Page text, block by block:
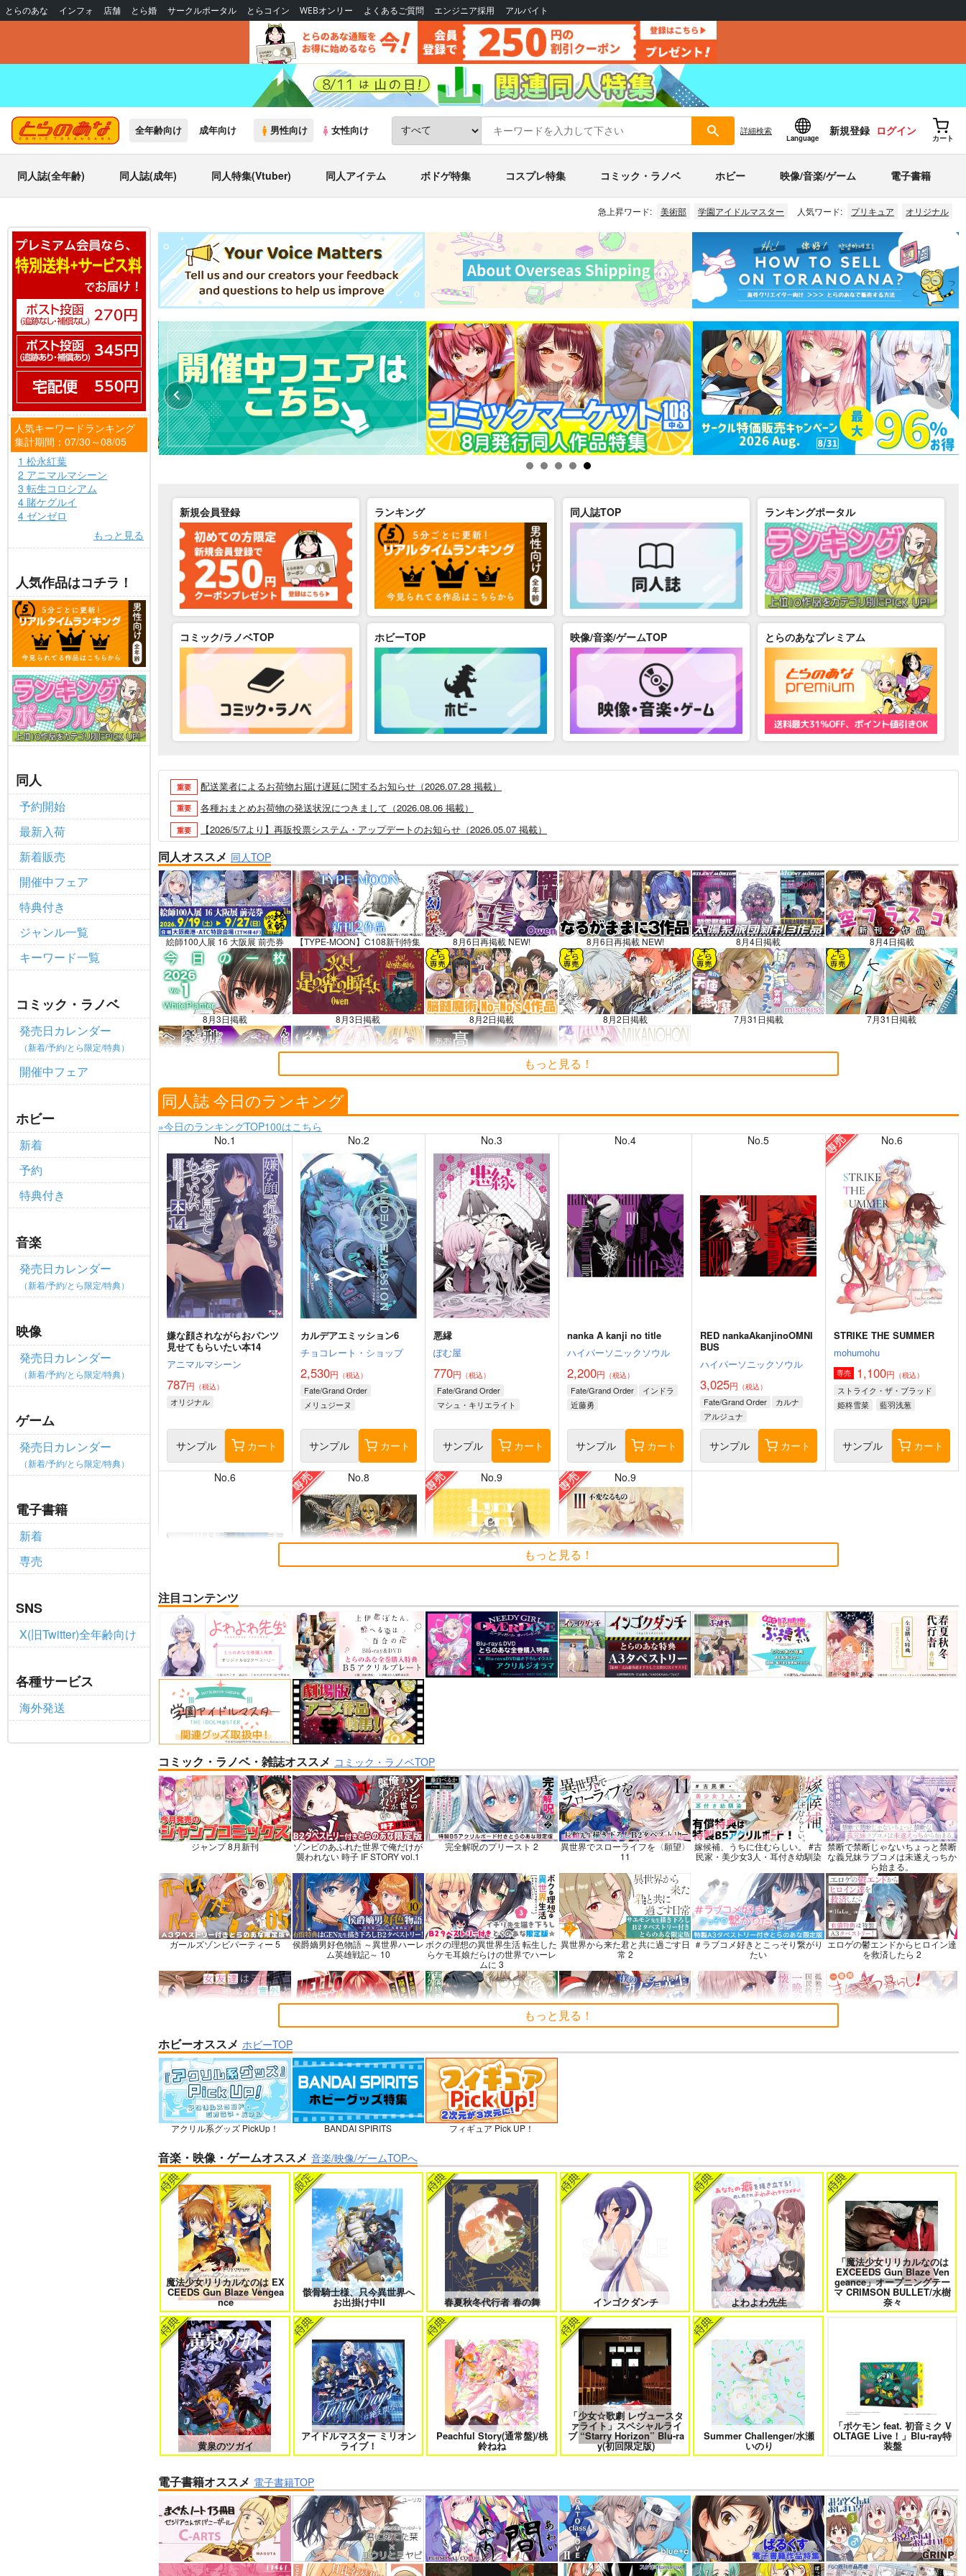
とらのあな インフォ 店舗 とら婚 サークルポータル とらコイン WEBオンリー よくあるご質問 エンジニア採用 アルバイト
全年齢向け 成年向け 男性向け 女性向け 詳細検索
Language
新規登録 ログイン
カート
同人誌(全年齢) 同人誌(成年) 同人特集(Vtuber) 同人アイテム ボドゲ特集 コスプレ特集 コミック・ラノベ ホビー 映像/音楽/ゲーム 電子書籍
急上昇ワード: 美術部 学園アイドルマスター 人気ワード: プリキュア オリジナル
人気キーワードランキング
集計期間：07/30～08/05
1 松永紅葉
2 アニマルマシーン
3 転生コロシアム
4 賭ケグルイ
4 ゼンゼロ
もっと見る
人気作品はコチラ！
同人
予約開始
最新入荷
新着販売
開催中フェア
特典付き
ジャンル一覧
キーワード一覧
コミック・ラノベ
発売日カレンダー
（新着/予約/とら限定/特典）
開催中フェア
ホビー
新着
予約
特典付き
音楽
発売日カレンダー
（新着/予約/とら限定/特典）
映像
発売日カレンダー
（新着/予約/とら限定/特典）
ゲーム
発売日カレンダー
（新着/予約/とら限定/特典）
電子書籍
新着
専売
SNS
X(旧Twitter)全年齢向け
各種サービス
海外発送
新規会員登録 ランキング 同人誌TOP ランキングポータル
コミック/ラノベTOP ホビーTOP 映像/音楽/ゲームTOP とらのあなプレミアム
重要 配送業者によるお荷物お届け遅延に関するお知らせ（2026.07.28 掲載）
重要 各種おまとめお荷物の発送状況につきまして（2026.08.06 掲載）
重要 【2026/5/7より】再販投票システム・アップデートのお知らせ（2026.05.07 掲載）
重要 【2026/4/1より】とらのあなプレミアム、新支払い方法＆新プラン導入のお知らせ（2026.03.09 掲載）
重要 おまとめサイクル「定期便(月2)」一般会員様の利用再開のお知らせ（2026.02.05 掲載）
重要 「とらのあな×駿河屋日本橋乙女同人誌館」通販店頭受取サービス開始のお知らせ（2026.01.05 更新｜2025.12.30 掲載）
重要 【2025/12/1より】「通販ポイント⇒とらコイン変換キャンペーン」終了のお知らせ（2025.11.21 掲載）
重要 個人情報保護方針の改定について（2025.09.19 更新｜2025.08.01 掲載）
重要 ポイント付与・管理体制改定のお知らせ（2024.11.20 掲載）
全てのお知らせを見る
同人オススメ 同人TOP
絵師100人展 16 大阪展 前売券 【TYPE-MOON】C108新刊特集 8月6日再掲載 NEW! 8月6日再掲載 NEW! 8月4日掲載 8月4日掲載
8月3日掲載 8月3日掲載 8月2日掲載 8月2日掲載 7月31日掲載 7月31日掲載
7月30日掲載 7月30日掲載
もっと見る！
同人誌 今日のランキング
»今日のランキングTOP100はこちら
No.1
嫌な顔されながらおパンツ
見せてもらいたい本14
アニマルマシーン
787円 （税込）
オリジナル
サンプル カート
No.2
カルデアエミッション6
チョコレート・ショップ
2,530円 （税込）
Fate/Grand Order
メリュジーヌ
サンプル カート
No.3
悪縁
ぽむ屋
770円 （税込）
Fate/Grand Order
マシュ・キリエライト
サンプル カート
No.4
nanka A kanji no title
ハイパーソニックソウル
2,200円 （税込）
Fate/Grand Order
インドラ
近藤勇
サンプル カート
No.5
RED nankaAkanjinoOMNI
BUS
ハイパーソニックソウル
3,025円 （税込）
Fate/Grand Order
カルナ
アルジュナ
サンプル カート
No.6
STRIKE THE SUMMER
mohumohu
専売 1,100円 （税込）
ストライク・ザ・ブラッド
姫柊雪菜
藍羽浅葱
サンプル カート
No.6
BLUE nankaAkanjinoOMN
IBUS
ハイパーソニックソウル
3,025円（税込）
Fate/Grand Order
サンプル カート
No.8
社畜巡礼記３ 南米スペシ
ャル
赤茄子労働組合
専売 1,375円（税込）
Dr.STONE
あさぎりゲン
サンプル カート
No.9
Lynx Lenx
サンプル カート
No.9
黒白のアヴェスター 3
サンプル カート
もっと見る！
注目コンテンツ
コミック・ラノベ・雑誌オススメ コミック・ラノベTOP
ジャンプ 8月新刊
ゾンビのあふれた世界で俺だけが
襲われない 時子 IF STORY vol.1
完全解呪のプリースト 2
異世界でスローライフを〈願望〉
11
嫁候補、うちに住むらしい。 #古
民家・美少女3人・耳付き幼馴染
禁断で禁断じゃないちょっと禁断
な義兄妹ラブコメは未遂えっちか
ら始まる。
ガールズゾンビパーティー 5
侯爵嫡男好色物語 ～異世界ハーレ
ム英雄戦記～ 10
ボクの理想の異世界生活 転生した
らケモ耳娘だらけの世界でハーレ
ムに 3
異世界から来た君と共に過ごす日
常 2
＃ラブコメ好きとこっそり繋がり
たい
エロゲの鬱エンドからヒロイン達
を救済したら 2
女友達は頼めば意外とヤらせてく
れる 8
石を崩すだけの簡単なお仕事って
聞いたのに～
5
晩泊めたら懐かれた
もっと見る！
ホビーオススメ ホビーTOP
アクリル系グッズ PickUp！ BANDAI SPIRITS フィギュア Pick UP！
音楽・映像・ゲームオススメ 音楽/映像/ゲームTOPへ
魔法少女リリカルなのは EX
CEEDS Gun Blaze Vengea
nce
骸骨騎士様、只今異世界へ
お出掛け中II 春夏秋冬代行者 春の舞 インゴクダンチ よわよわ先生
「魔法少女リリカルなのは
EXCEEDS Gun Blaze Ven
geance」オープニングテー
マ CRIMSON BULLET/水樹
奈々
黄泉のツガイ
アイドルマスター ミリオン
ライブ！
Peachful Story(通常盤)/桃
鈴ねね
「少女☆歌劇 レヴュースタ
ァライト」スペシャルライ
ブ “Starry Horizon” Blu-ra
y(初回限定版)
Summer Challenger/水瀬
いのり
「ポケモン feat. 初音ミク V
OLTAGE Live！」Blu-ray特
装盤
電子書籍オススメ 電子書籍TOP